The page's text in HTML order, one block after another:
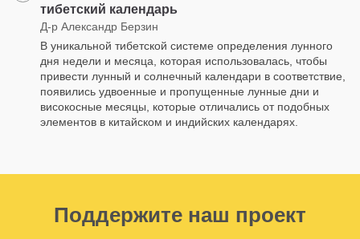
тибетский календарь
Д-р Александр Берзин
В уникальной тибетской системе определения лунного
дня недели и месяца, которая использовалась, чтобы
привести лунный и солнечный календари в соответствие,
появились удвоенные и пропущенные лунные дни и
високосные месяцы, которые отличались от подобных
элементов в китайском и индийских календарях.
Поддержите наш проект